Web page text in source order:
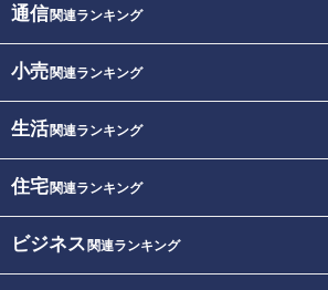
通信関連ランキング
小売関連ランキング
生活関連ランキング
住宅関連ランキング
ビジネス 関連ランキング